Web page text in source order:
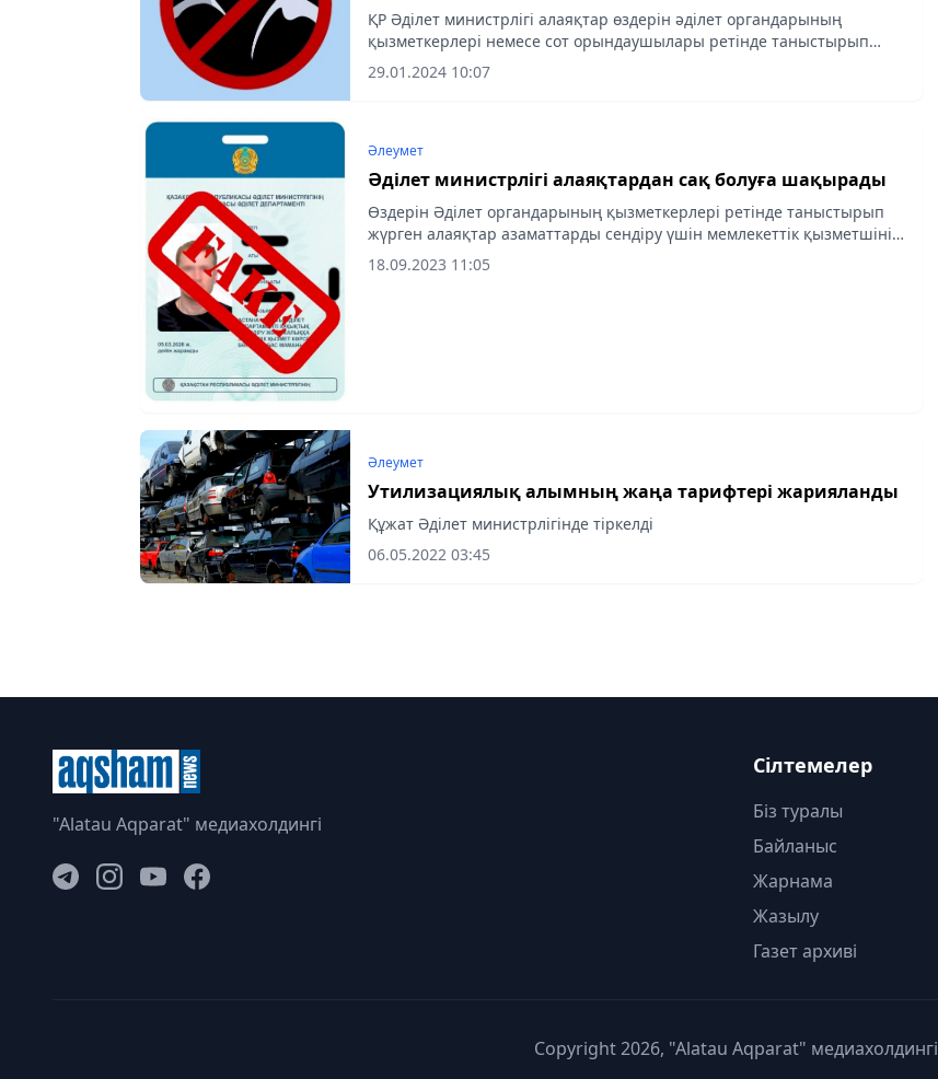
ҚР Әділет министрлігі алаяқтар өздерін әділет органдарының
қызметкерлері немесе сот орындаушылары ретінде таныстырып
жүргенін ескертеді.
29.01.2024 10:07
Әлеумет
Әділет министрлігі алаяқтардан сақ болуға шақырады
Өздерін Әділет органдарының қызметкерлері ретінде таныстырып
жүрген алаяқтар азаматтарды сендіру үшін мемлекеттік қызметшінің
ID карталарын көрсетуде.
18.09.2023 11:05
Әлеумет
Утилизациялық алымның жаңа тарифтері жарияланды
Құжат Әділет министрлігінде тіркелді
06.05.2022 03:45
"Alatau Aqparat" медиахолдингі
Сілтемелер
Біз туралы
Байланыс
Жарнама
Жазылу
Газет архиві
Copyright 2026, "Alatau Aqparat" медиахолдингі